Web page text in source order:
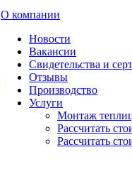
О компании
Новости
Вакансии
Свидетельства и
Отзывы
Производство
Услуги
Монтаж теплиц
Рассчитать
Рассчитать